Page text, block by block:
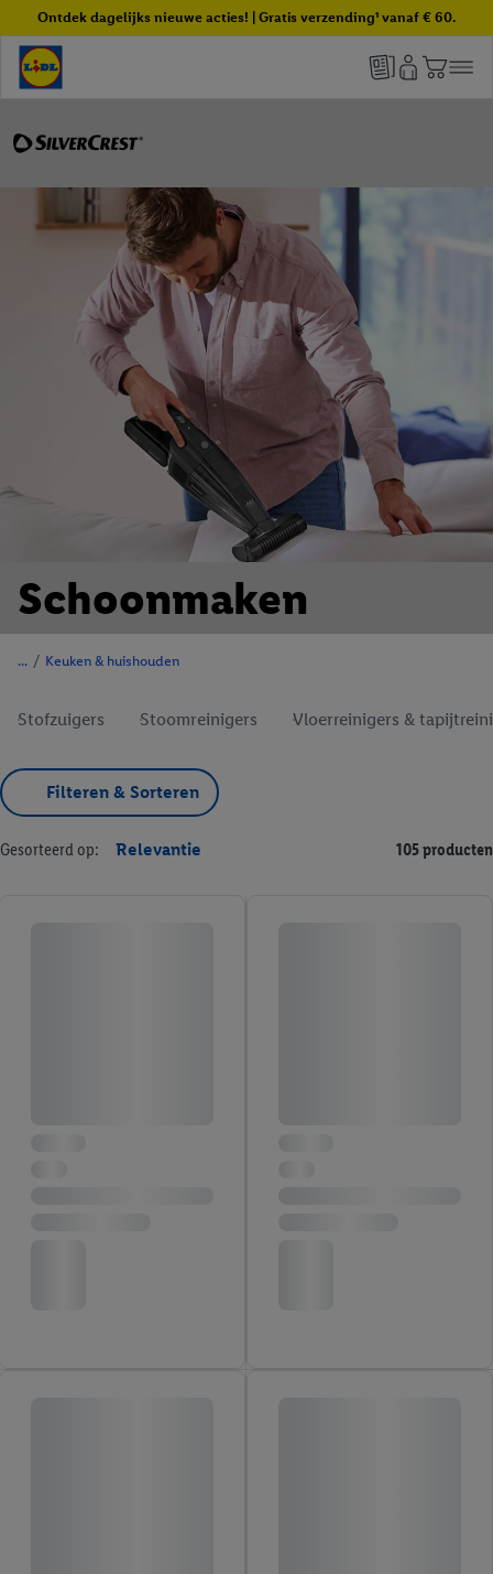
Ontdek dagelijks nieuwe acties! | Gratis verzending¹ vanaf € 60.
Schoonmaken
/ Keuken & huishouden
Stofzuigers Stoomreinigers Vloerreinigers &
Filteren & Sorteren
Gesorteerd op: Relevantie 105 producten